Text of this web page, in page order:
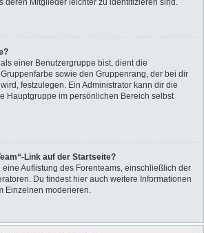
deren Mitglieder leichter zu identifizieren sind.
einer Benutzergruppe bist, dient die
sowie den Gruppenrang, der bei dir
festzulegen. Ein Administrator kann dir die
Hauptgruppe im persönlichen Bereich selbst
Link auf der Startseite?
Auflistung des Forenteams, einschließlich der
Du findest hier auch weitere Informationen
Einzelnen moderieren.